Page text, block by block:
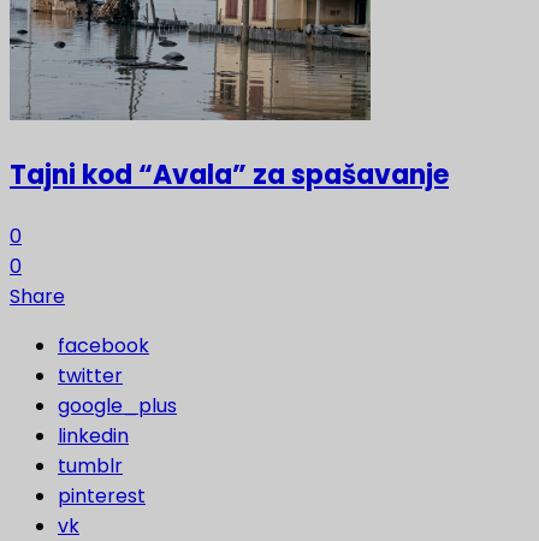
Tajni kod “Avala” za spašavanje
0
0
Share
facebook
twitter
google_plus
linkedin
tumblr
pinterest
vk